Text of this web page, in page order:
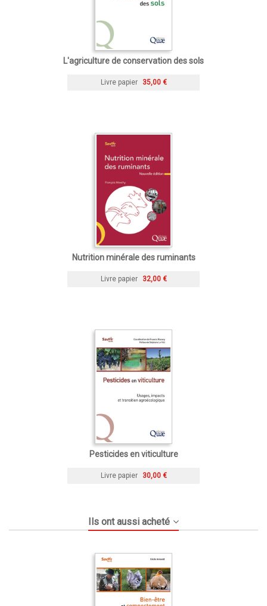
L'agriculture de conservation des sols
Livre papier 35,00 €
Nutrition minérale des ruminants
Livre papier 32,00 €
Pesticides en viticulture
Livre papier 30,00 €
Ils ont aussi acheté